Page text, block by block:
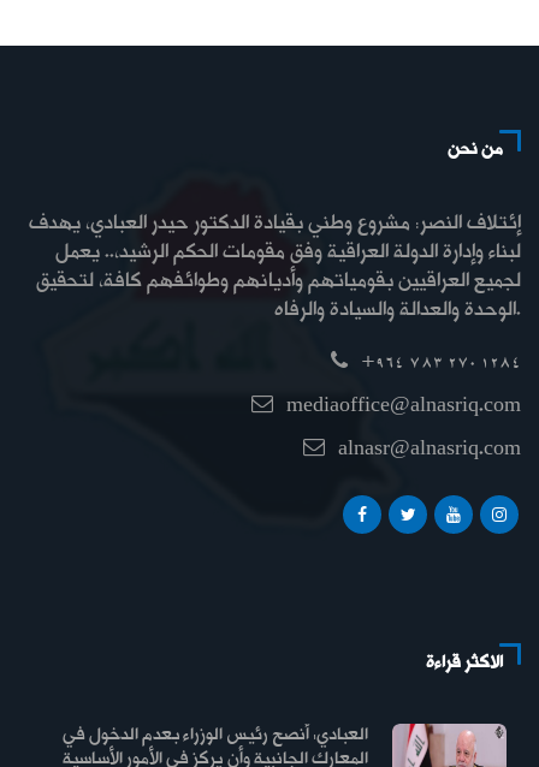
من نحن
إئتلاف النصر: مشروع وطني بقيادة الدكتور حيدر العبادي، يهدف
لبناء وإدارة الدولة العراقية وفق مقومات الحكم الرشيد،.. يعمل
لجميع العراقيين بقومياتهم وأديانهم وطوائفهم كافة، لتحقيق
الوحدة والعدالة والسيادة والرفاه.
+964 783 270 1284
mediaoffice@alnasriq.com
alnasr@alnasriq.com
الاكثر قراءة
العبادي: أنصح رئيس الوزراء بعدم الدخول في
المعارك الجانبية وأن يركز في الأمور الأساسية